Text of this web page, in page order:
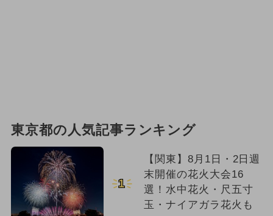
東京都の人気記事ランキング
1
【関東】8月1日・2日週
末開催の花火大会16
選！水中花火・尺五寸
玉・ナイアガラ花火も